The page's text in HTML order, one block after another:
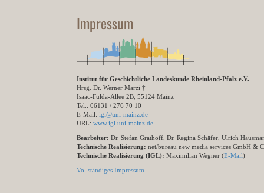
Impressum
Institut für Geschichtliche Landeskunde Rheinland-Pfalz e.V.
Hrsg. Dr. Werner Marzi †
Isaac-Fulda-Allee 2B, 55124 Mainz
Tel.: 06131 / 276 70 10
E-Mail: igl@uni-mainz.de
URL: www.igl.uni-mainz.de
Bearbeiter: Dr. Stefan Grathoff, Dr. Regina Schäfer, Ulrich
Technische Realisierung: net/bureau new media services GmbH &
Technische Realisierung (IGL): Maximilian Wegner (E-Mail)
Vollständiges Impressum